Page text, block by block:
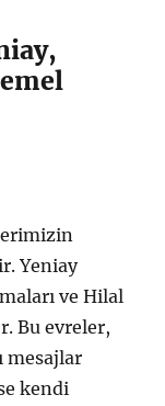
Yeniay
ve Hilal
Bu evreler,
mesajlar
kendi